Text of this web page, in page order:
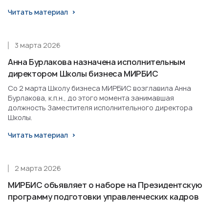
Читать материал
Анна Бурлакова назначена исполнительным
директором Школы бизнеса МИРБИС
3 марта 2026
Со 2 марта Школу бизнеса МИРБИС возглавила Анна
Бурлакова, к.п.н., до этого момента занимавшая
должность Заместителя исполнительного директора
Школы.
Читать материал
МИРБИС объявляет о наборе на Президентскую
программу подготовки управленческих кадров
2 марта 2026